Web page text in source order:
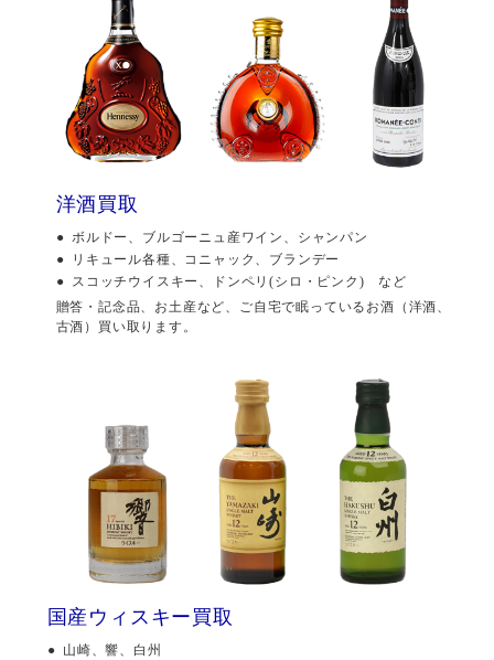
洋酒買取
ボルドー、ブルゴーニュ産ワイン、シャンパン
リキュール各種、コニャック、ブランデー
スコッチウイスキー、ドンペリ(シロ・ピンク) など
贈答・記念品、お土産など、ご自宅で眠っているお酒（洋酒、
古酒）買い取ります。
国産ウィスキー買取
山崎、響、白州